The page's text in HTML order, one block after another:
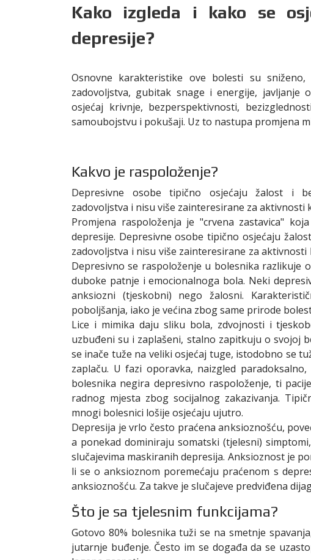
Kako izgleda i kako se
depresije?
Osnovne karakteristike ove bolesti su
zadovoljstva, gubitak snage i energije, javljanje
osjećaj krivnje, bezperspektivnosti,
samoubojstvu i pokušaji. Uz to nastupa promjena
Kakvo je raspoloženje?
Depresivne osobe tipično osjećaju žalost i
zadovoljstva i nisu više zainteresirane za aktivnosti
Promjena raspoloženja je "crvena zastavica"
depresije. Depresivne osobe tipično osjećaju
zadovoljstva i nisu više zainteresirane za
Depresivno se raspoloženje u bolesnika razlikuje
duboke patnje i emocionalnoga bola. Neki
anksiozni (tjeskobni) nego žalosni.
poboljšanja, iako je većina zbog same prirode
Lice i mimika daju sliku bola, zdvojnosti i
uzbuđeni su i zaplašeni, stalno zapitkuju o svojoj
se inače tuže na veliki osjećaj tuge, istodobno se
zaplaču. U fazi oporavka, naizgled
bolesnika negira depresivno raspoloženje, ti
radnog mjesta zbog socijalnog zakazivanja.
mnogi bolesnici lošije osjećaju ujutro.
Depresija je vrlo često praćena anksioznošću,
a ponekad dominiraju somatski (tjelesni)
slučajevima maskiranih depresija. Anksioznost je
li se o anksioznom poremećaju praćenom s
anksioznošću. Za takve je slučajeve predviđena
Što je sa tjelesnim funkcijama?
Gotovo 80% bolesnika tuži se na smetnje
jutarnje buđenje. Često im se događa da se